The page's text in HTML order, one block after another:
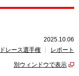
2025.10.06
レース選手権 レポート
別ウィンドウで表示